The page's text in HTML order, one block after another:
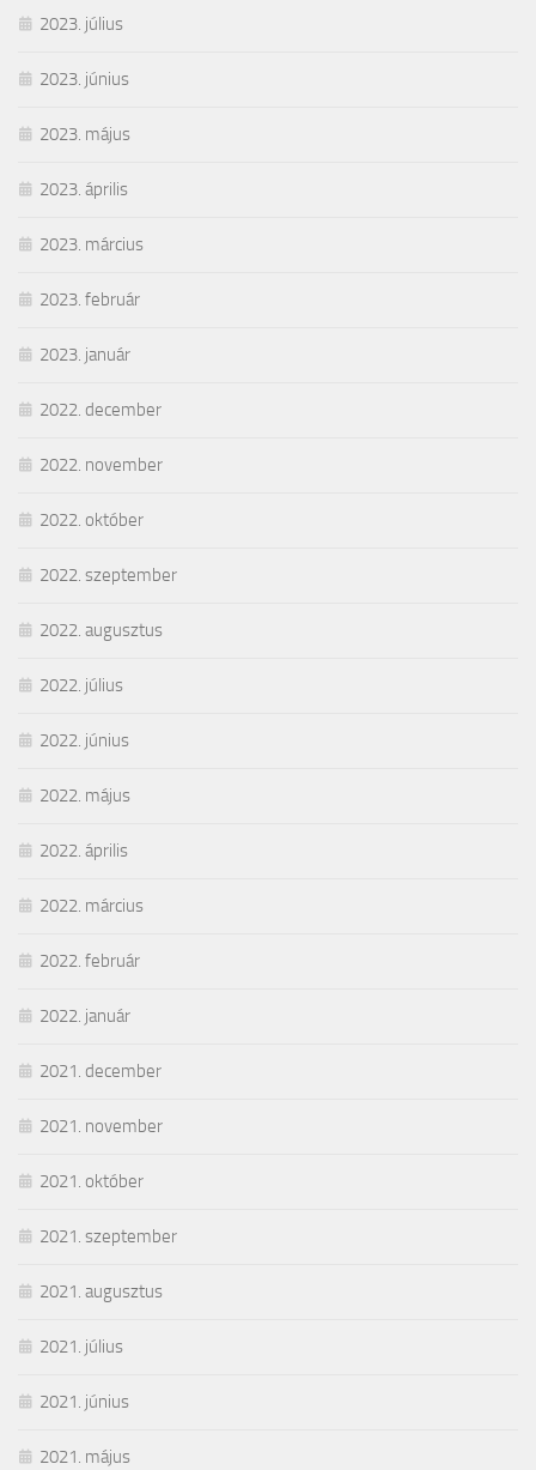
2023. július
2023. június
2023. május
2023. április
2023. március
2023. február
2023. január
2022. december
2022. november
2022. október
2022. szeptember
2022. augusztus
2022. július
2022. június
2022. május
2022. április
2022. március
2022. február
2022. január
2021. december
2021. november
2021. október
2021. szeptember
2021. augusztus
2021. július
2021. június
2021. május